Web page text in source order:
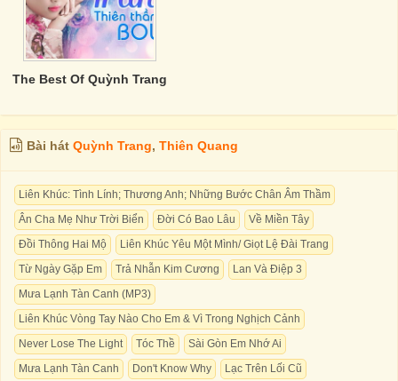
The Best Of Quỳnh Trang
Bài hát Quỳnh Trang, Thiên Quang
Liên Khúc: Tình Lính; Thương Anh; Những Bước Chân Âm Thầm
Ân Cha Mẹ Như Trời Biển
Đời Có Bao Lâu
Về Miền Tây
Đồi Thông Hai Mộ
Liên Khúc Yêu Một Mình/ Giọt Lệ Đài Trang
Từ Ngày Gặp Em
Trả Nhẫn Kim Cương
Lan Và Điệp 3
Mưa Lạnh Tàn Canh (MP3)
Liên Khúc Vòng Tay Nào Cho Em & Vì Trong Nghịch Cảnh
Never Lose The Light
Tóc Thề
Sài Gòn Em Nhớ Ai
Mưa Lạnh Tàn Canh
Don't Know Why
Lạc Trên Lối Cũ